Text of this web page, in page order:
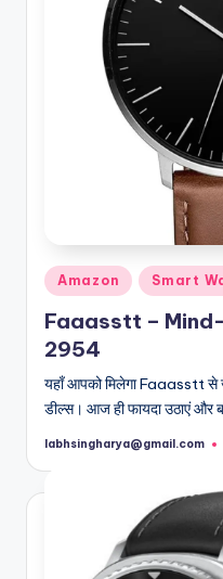
Posted
in
Amazon Smart
Faaasstt –
2954
यहाँ आपको मिलेगा Faaasstt से
डील्स। आज ही फायदा उठाएं और
Posted
labhsingharya@gmail.com